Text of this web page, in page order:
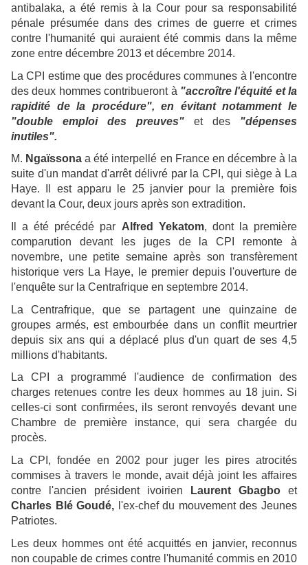
antibalaka, a été remis à la Cour pour sa responsabilité
pénale présumée dans des crimes de guerre et crimes
contre l'humanité qui auraient été commis dans la même
zone entre décembre 2013 et décembre 2014.
La CPI estime que des procédures communes à l'encontre
des deux hommes contribueront à "accroître l'équité et la
rapidité de la procédure", en évitant notamment le
"double emploi des preuves" et des "dépenses
inutiles".
M. Ngaïssona a été interpellé en France en décembre à la
suite d'un mandat d'arrêt délivré par la CPI, qui siège à La
Haye. Il est apparu le 25 janvier pour la première fois
devant la Cour, deux jours après son extradition.
Il a été précédé par Alfred Yekatom, dont la première
comparution devant les juges de la CPI remonte à
novembre, une petite semaine après son transfèrement
historique vers La Haye, le premier depuis l'ouverture de
l'enquête sur la Centrafrique en septembre 2014.
La Centrafrique, que se partagent une quinzaine de
groupes armés, est embourbée dans un conflit meurtrier
depuis six ans qui a déplacé plus d'un quart de ses 4,5
millions d'habitants.
La CPI a programmé l'audience de confirmation des
charges retenues contre les deux hommes au 18 juin. Si
celles-ci sont confirmées, ils seront renvoyés devant une
Chambre de première instance, qui sera chargée du
procès.
La CPI, fondée en 2002 pour juger les pires atrocités
commises à travers le monde, avait déjà joint les affaires
contre l'ancien président ivoirien
Laurent Gbagbo et
Charles Blé Goudé, l'ex-chef du mouvement des Jeunes
Patriotes.
Les deux hommes ont été acquittés en janvier, reconnus
non coupable de crimes contre l'humanité commis en 2010